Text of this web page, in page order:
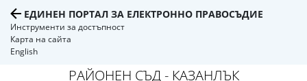
ЕДИНЕН ПОРТАЛ ЗА ЕЛЕКТРОННО ПРАВОСЪДИЕ
Инструменти за достъпност
Карта на сайта
English
РАЙОНЕН СЪД - КАЗАНЛЪК